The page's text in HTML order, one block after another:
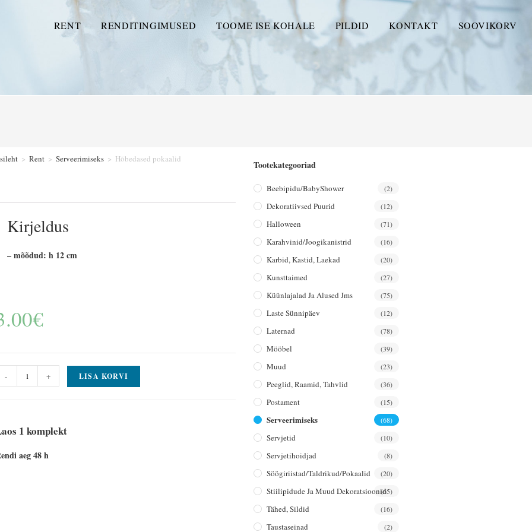
RENT RENDITINGIMUSED TOOME ISE KOHALE PILDID KONTAKT SOOVIKORV
> Rent > Serveerimiseks > Hõbedased pokaalid
Kirjeldus
– mõõdud: h 12 cm
€
- + LISA KORVI
1 komplekt
aeg 48 h
Tootekategooriad
Beebipidu/BabyShower (2)
Dekoratiivsed Puurid (12)
Halloween (71)
Karahvinid/joogikanistrid (16)
Karbid, Kastid, Laekad (20)
Kunsttaimed (27)
Küünlajalad Ja Alused Jms (75)
Laste Sünnipäev (12)
Laternad (78)
Mööbel (39)
Muud (23)
Peeglid, Raamid, Tahvlid (36)
Postament (15)
Serveerimiseks (68)
Servjetid (10)
Servjetihoidjad (8)
Söögiriistad/taldrikud/pokaalid (20)
Stiilipidude Ja Muud Dekoratsioonid(65)
Tähed, Sildid (16)
Taustaseinad (2)